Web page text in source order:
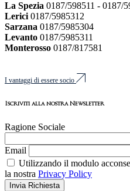
La Spezia 0187/598511 - 0187/
Lerici 0187/5985312
Sarzana 0187/5985304
Levanto 0187/5985311
Monterosso 0187/817581
I vantaggi di essere socio
Iscriviti alla nostra Newsletter
Ragione Sociale
Email
Utilizzando il modulo
la nostra Privacy Policy
Invia Richiesta